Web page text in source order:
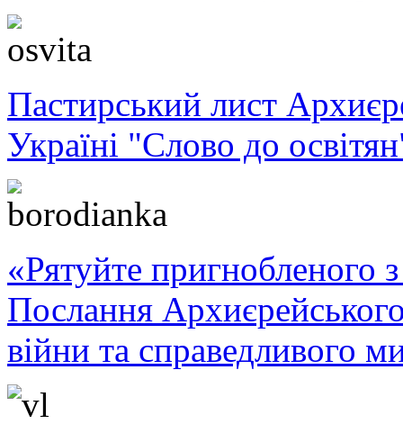
Пастирський лист
Україні "Слово до
«Рятуйте пригнобленого
Послання
війни та справедливого